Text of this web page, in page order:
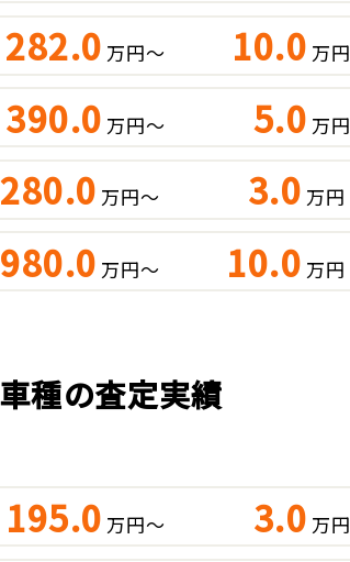
282.0 万円～ 10.0 万円
390.0 万円～ 5.0 万円
280.0 万円～ 3.0 万円
980.0 万円～ 10.0 万円
種の査定実績
195.0 万円～ 3.0 万円